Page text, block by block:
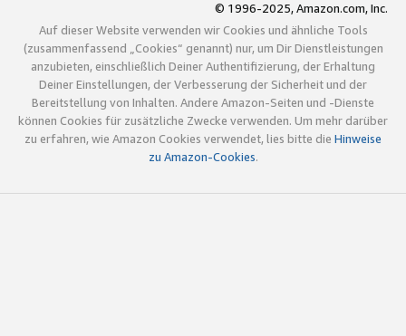
© 1996-2025, Amazon.com, Inc.
Auf dieser Website verwenden wir Cookies und ähnliche Tools
(zusammenfassend „Cookies“ genannt) nur, um Dir Dienstleistungen
anzubieten, einschließlich Deiner Authentifizierung, der Erhaltung
Deiner Einstellungen, der Verbesserung der Sicherheit und der
Bereitstellung von Inhalten. Andere Amazon-Seiten und -Dienste
können Cookies für zusätzliche Zwecke verwenden. Um mehr darüber
zu erfahren, wie Amazon Cookies verwendet, lies bitte die Hinweise
zu Amazon-Cookies.